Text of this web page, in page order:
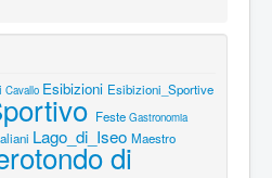
Cavallo Esibizioni Esibizioni_Sportive
Feste Gastronomia
Lago_di_Iseo Maestro
di